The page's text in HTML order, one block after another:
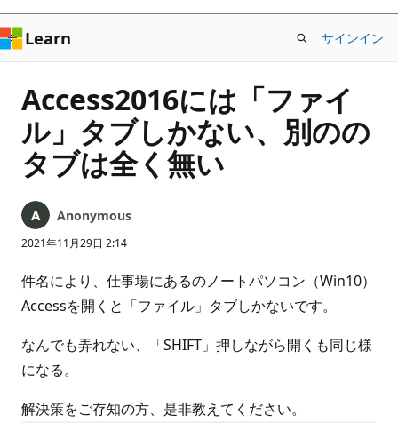
キ
ッ
プ
Learn サインイン
Access2016には「ファイ
ル」タブしかない、別のの
タブは全く無い
Anonymous
2021年11月29日 2:14
件名により、仕事場にあるのノートパソコン（Win10）
Accessを開くと「ファイル」タブしかないです。
なんでも弄れない、「SHIFT」押しながら開くも同じ様
になる。
解決策をご存知の方、是非教えてください。